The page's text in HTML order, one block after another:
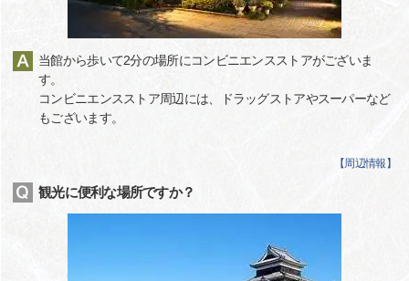
当館から歩いて2分の場所にコンビニエンスストアがございま
す。
コンビニエンスストア周辺には、ドラッグストアやスーパーなど
もございます。
【周辺情報 】
観光に便利な場所ですか？